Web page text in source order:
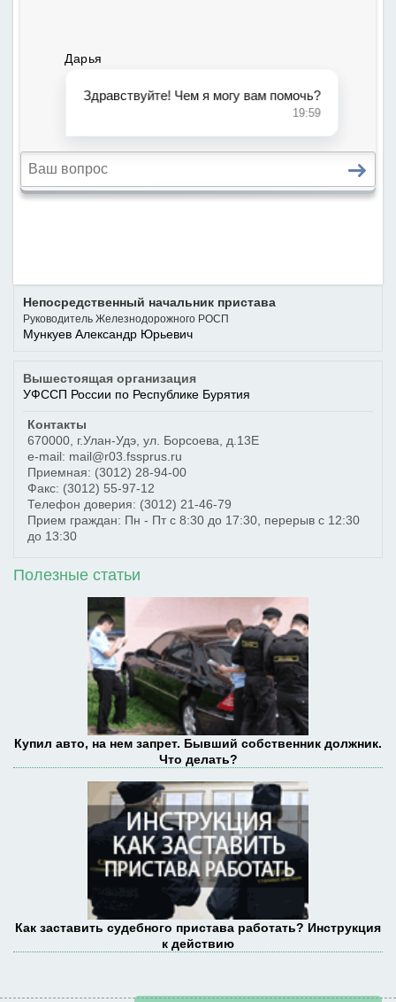
Непосредственный начальник пристава
Руководитель Железнодорожного РОСП
Мункуев Александр Юрьевич
Вышестоящая организация
УФССП России по Республике Бурятия
Контакты
670000 г.Улан-Удэ ул. Борсоева, д.13Е
e-mail: mail@r03.fssprus.ru
Приемная: (3012) 28-94-00
Факс: (3012) 55-97-12
Телефон доверия: (3012) 21-46-79
Прием граждан: Пн - Пт с 8:30 до 17:30, перерыв с 12:30
до 13:30
Полезные статьи
Купил авто, на нем запрет. Бывший собственник должник.
Что делать?
Как заставить судебного пристава работать? Инструкция
к действию